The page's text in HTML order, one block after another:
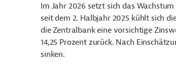
Im Jahr 2026 setzt sich das
seit dem 2. Halbjahr 2025 kühlt sich
die Zentralbank eine vorsichtige
14,25 Prozent zurück. Nach
sinken.